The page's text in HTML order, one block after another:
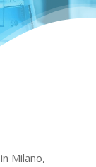
Milano,